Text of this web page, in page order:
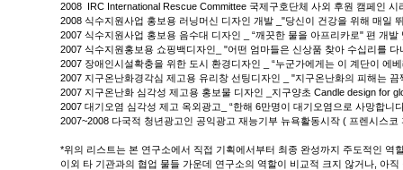
2008 IRC International Rescue Committee 국제구호단체 사외 후원 캠페인
2008 식수지원사업 홍보용 러닝머신 디자인 개발 _"당신이 건강을 위해 매일
2007 식수지원사업 홍보용 음수대 디자인 _ “깨끗한 물을 아프리카로" 편 개
2007 식수지원홍보용 쇼핑백디자인_ "어떤 엄마들은 신상품 찾아 수십리를
2007 장애인시설확충을 위한 도시 환경디자인 _ “누군가에게는 이 계단이 에
2007 지구온난화경각심 제고용 유리창 선팅디자인 _ "지구온난화의 피해는
2007 지구온난화 심각성 제고용 홍보물 디자인 _지구양초 Candle design for
2007 대기오염 심각성 제고 옥외광고_ “한해 6만명이 대기오염으로 사망합
2007~2008 다국적 청년광고인 공익광고 재능기부 뉴욕활동시작 ( 프렌시스
*위의 리스트는 본 연구소에서 직접 기획에서부터 최종 완성까지 주도적인
이외 타 기관과의 협업 물들 가운데 연구소의 역할이 비교적 크지 않거나, 아